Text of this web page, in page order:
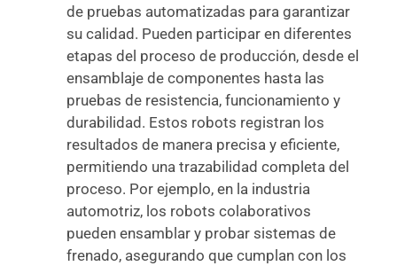
de pruebas automatizadas para garantizar
su calidad. Pueden participar en diferentes
etapas del proceso de producción, desde el
ensamblaje de componentes hasta las
pruebas de resistencia, funcionamiento y
durabilidad. Estos robots registran los
resultados de manera precisa y eficiente,
permitiendo una trazabilidad completa del
proceso. Por ejemplo, en la industria
automotriz, los robots colaborativos
pueden ensamblar y probar sistemas de
frenado, asegurando que cumplan con los